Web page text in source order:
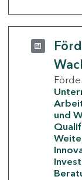
und